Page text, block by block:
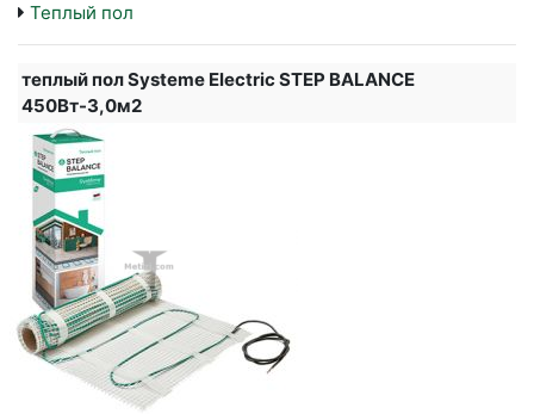
Теплый пол
теплый пол Systeme Electric STEP BALANCE
450Вт-3,0м2